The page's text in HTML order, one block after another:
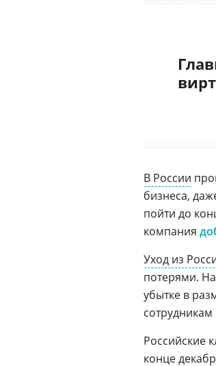
В России
бизнеса,
пойти до
компания
Уход из
потерями.
убытке в
Российские
конце